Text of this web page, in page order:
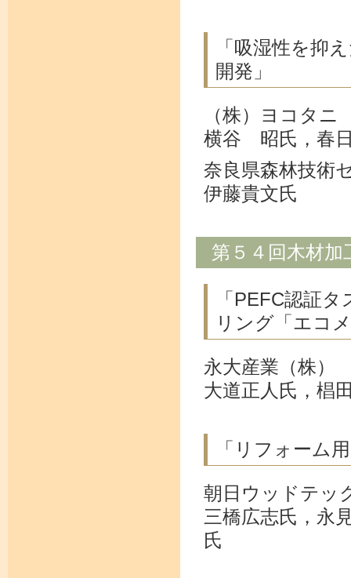
「吸湿性を抑
開発」
（株）ヨコタニ
横谷 昭氏，春
奈良県森林技術
伊藤貴文氏
第５４回木材加
「PEFC認証
リング「エコ
永大産業（株）
大道正人氏，椙
「リフォーム
朝日ウッドテッ
三橋広志氏，永
氏